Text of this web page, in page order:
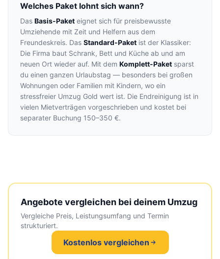
Welches Paket lohnt sich wann?
Das Basis-Paket eignet sich für preisbewusste
Umziehende mit Zeit und Helfern aus dem
Freundeskreis. Das Standard-Paket ist der Klassiker:
Die Firma baut Schrank, Bett und Küche ab und am
neuen Ort wieder auf. Mit dem Komplett-Paket sparst
du einen ganzen Urlaubstag — besonders bei großen
Wohnungen oder Familien mit Kindern, wo ein
stressfreier Umzug Gold wert ist. Die Endreinigung ist in
vielen Mietverträgen vorgeschrieben und kostet bei
separater Buchung 150–350 €.
Angebote vergleichen bei deinem Umzug
Vergleiche Preis, Leistungsumfang und Termin
strukturiert.
Kostenlos vergleichen